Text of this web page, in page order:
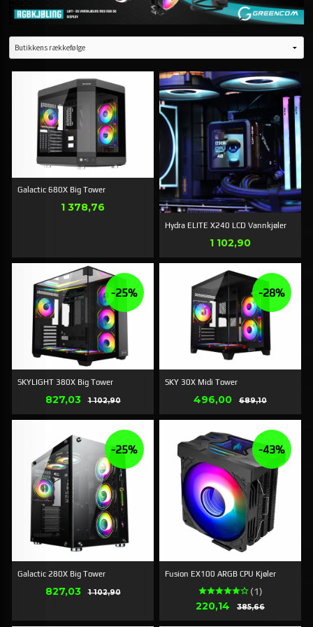
Galactic 680X Big Tower
Pris
1 378,76
Hydra ELITE X240 LCD Vannkjøler
Pris
1 102,90
SKYLIGHT 380X Big Tower
Tilbud
827,03 1 102,90Rabat
-25%
SKY 30X Midi Tower
Tilbud
496,00 689,10Rabat
-28%
Galactic 280X Big Tower
Tilbud
827,03 1 102,90Rabat
-25%
Fusion EX100 ARGB CPU Kjøler
(1)
Tilbud
220,14 385,66Rabat
-43%